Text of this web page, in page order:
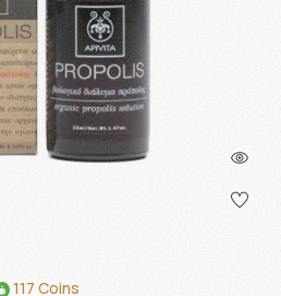
117 Coins